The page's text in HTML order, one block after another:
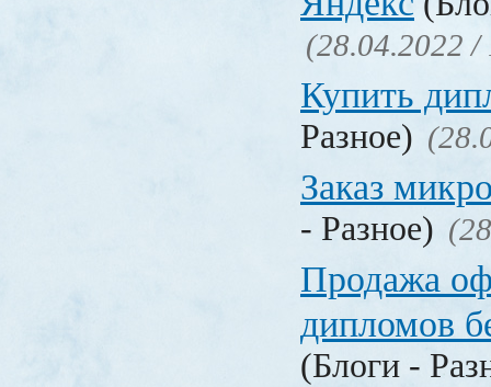
(28.04.2022 /
Купить
Разное)
Заказ
- Разное)
Продажа
дипломов
(Блоги -